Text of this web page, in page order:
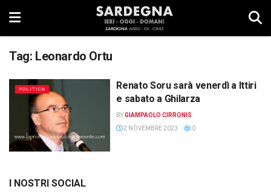
Tag: Leonardo Ortu
POLITICA
Renato Soru sarà venerdì a Ittiri
e sabato a Ghilarza
BYGIAMPAOLO CIRRONIS
2 NOVEMBRE 2023
0
I NOSTRI SOCIAL